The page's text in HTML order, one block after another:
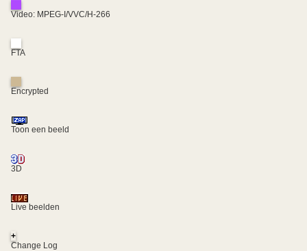
Video: MPEG-I/VVC/H-266
FTA
Encrypted
Toon een beeld
3D
Live beelden
+
Change Log